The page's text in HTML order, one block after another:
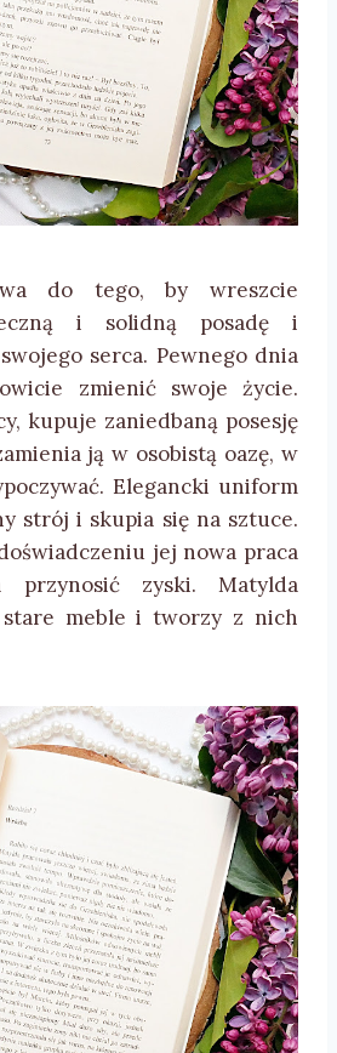
do tego, by wreszcie
i solidną posadę i
swojego serca. Pewnego dnia
zmienić swoje życie.
kupuje zaniedbaną posesję
ją w osobistą oazę, w
Elegancki uniform
strój i skupia się na sztuce.
jej nowa praca
przynosić zyski. Matylda
meble i tworzy z nich